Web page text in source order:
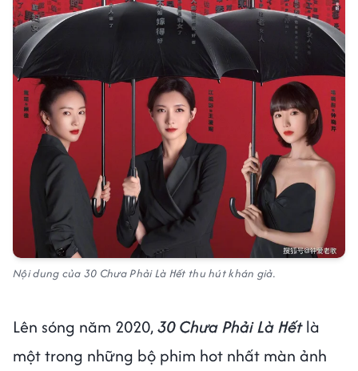
Nội dung của 30 Chưa Phải Là Hết thu hút khán giả.
Lên sóng năm 2020,30 Chưa Phải Là Hếtlà
một trong những bộ phim hot nhất màn ảnh